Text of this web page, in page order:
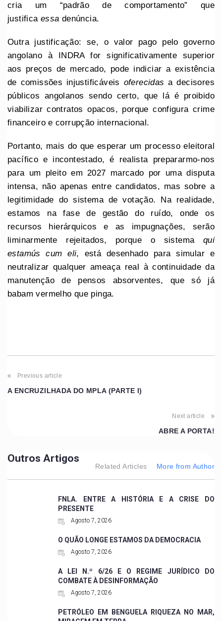
cria um “padrão de comportamento” que
justifica essa denúncia.
Outra justificação: se, o valor pago pelo governo
angolano à INDRA for significativamente superior
aos preços de mercado, pode indiciar a existência
de comissões injustificáveis oferecidas a decisores
públicos angolanos sendo certo, que lá é proibido
viabilizar contratos opacos, porque configura crime
financeiro e corrupção internacional.
Portanto, mais do que esperar um processo eleitoral
pacífico e incontestado, é realista prepararmo-nos
para um pleito em 2027 marcado por uma disputa
intensa, não apenas entre candidatos, mas sobre a
legitimidade do sistema de votação. Na realidade,
estamos na fase de gestão do ruído, onde os
recursos hierárquicos e as impugnações, serão
liminarmente rejeitados, porque o sistema qui
estamús cum eli, está desenhado para simular e
neutralizar qualquer ameaça real à continuidade da
manutenção de pensos absorventes, que só já
babam vermelho que pinga.
Previous article
A ENCRUZILHADA DO MPLA (PARTE I)
Next article
ABRE A PORTA!
Outros Artigos
Related Articles More from Author
FNLA. ENTRE A HISTÓRIA E A CRISE DO
PRESENTE
Agosto 7, 2026
O QUÃO LONGE ESTAMOS DA DEMOCRACIA
Agosto 7, 2026
A LEI N.º 6/26 E O REGIME JURÍDICO DO
COMBATE À DESINFORMAÇÃO
Agosto 7, 2026
PETRÓLEO EM BENGUELA RIQUEZA NO MAR,